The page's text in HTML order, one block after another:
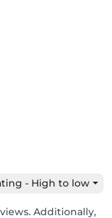
- High to low
Additionally,